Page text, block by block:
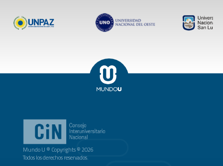
Mundo U ® Copyrights © 2026
Todos los derechos reservados.